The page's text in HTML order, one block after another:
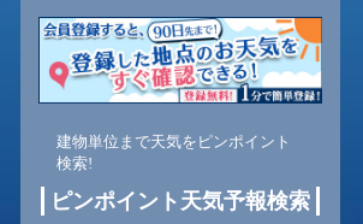
北 北 北東 北東
4 4 4 4
建物単位まで天気をピンポイント
検索!
ピンポイント天気予報検索